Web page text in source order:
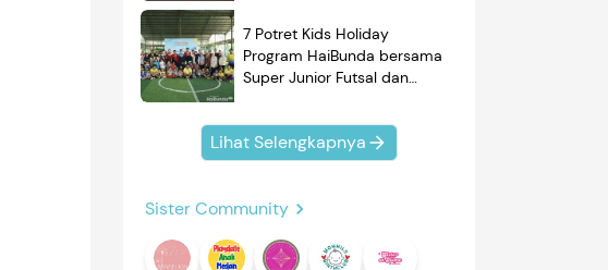
7 Potret Kids Holiday
Program HaiBunda bersama
Super Junior Futsal dan
Kompak Banget!
Lihat Selengkapnya
Sister Community